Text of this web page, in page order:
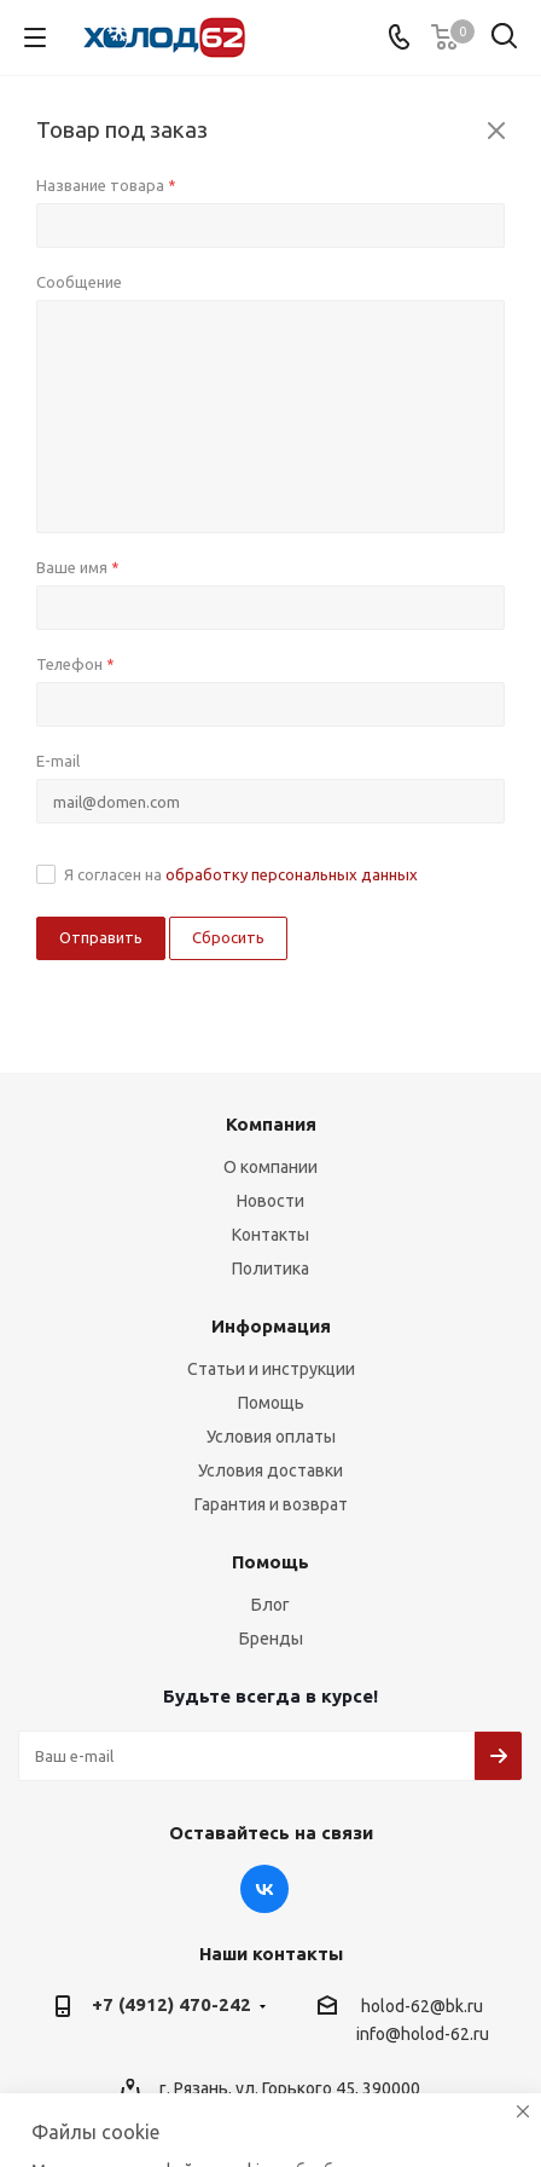
0
Товар под заказ
Название товара *
Сообщение
Ваше имя *
Телефон *
E-mail
Я согласен на обработку персональных данных
Сбросить
Компания
О компании
Новости
Контакты
Политика
Информация
Статьи и инструкции
Помощь
Условия оплаты
Условия доставки
Гарантия и возврат
Помощь
Блог
Бренды
Будьте всегда в курсе!
Оставайтесь на связи
Наши контакты
+7 (4912) 470-242
holod-62@bk.ru
info@holod-62.ru
г. Рязань, ул. Горького 45, 390000
Файлы cookie